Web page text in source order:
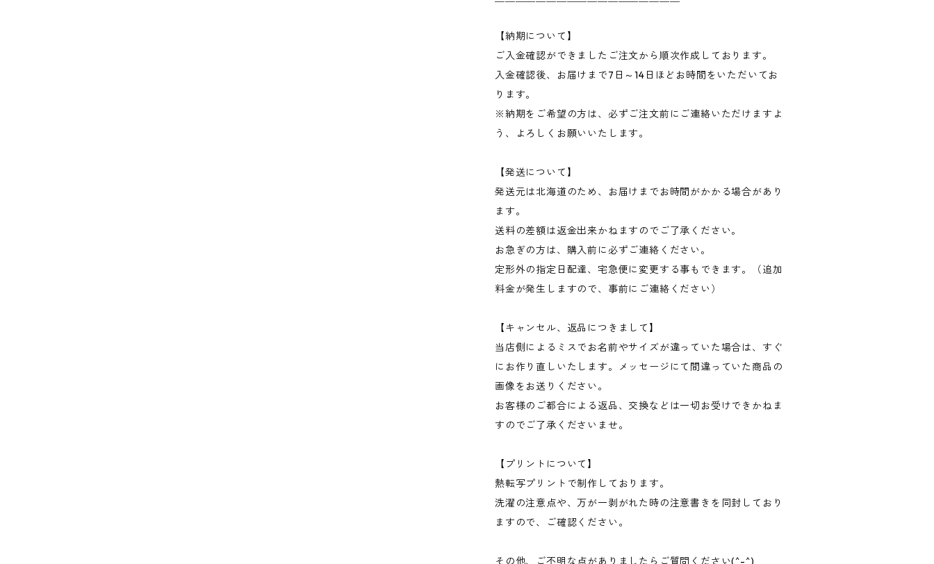
【納期について】
ご入金確認ができましたご注文から順次作成しております。
入金確認後、お届けまで7日～14日ほどお時間をいただいてお
ります。
※納期をご希望の方は、必ずご注文前にご連絡いただけますよ
う、よろしくお願いいたします。
【発送について】
発送元は北海道のため、お届けまでお時間がかかる場合があり
ます。
送料の差額は返金出来かねますのでご了承ください。
お急ぎの方は、購入前に必ずご連絡ください。
定形外の指定日配達、宅急便に変更する事もできます。（追加
料金が発生しますので、事前にご連絡ください）
【キャンセル、返品につきまして】
当店側によるミスでお名前やサイズが違っていた場合は、すぐ
にお作り直しいたします。メッセージにて間違っていた商品の
画像をお送りください。
お客様のご都合による返品、交換などは一切お受けできかねま
すのでご了承くださいませ。
【プリントについて】
熱転写プリントで制作しております。
洗濯の注意点や、万が一剥がれた時の注意書きを同封しており
ますので、ご確認ください。
その他、ご不明な点がありましたらご質問ください(^-^)